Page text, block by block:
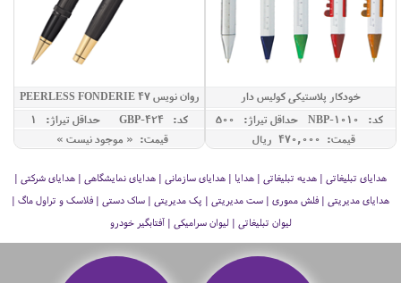
خودکار پلاستیکی کولیس دار
کد: NBP-1010
حداقل تيراژ: 500
قیمت: 470,000 ريال
روان نویس PEERLESS FONDERIE 47
کد: GBP-424
حداقل تيراژ: 1
قیمت: « موجود نیست »
هدایای تبلیغاتی | هدیه تبلیغاتی | هدایا | هدایای سازمانی | هدایای نمایشگاهی | هدایای شرکتی |
هدایای مدیریتی | فلش مموری | ست مدیریتی | پک مدیریتی | ساک دستی | فلاسک و تراول ماگ |
لیوان تبلیغاتی | لیوان سرامیکی | آفتابگیر خودرو